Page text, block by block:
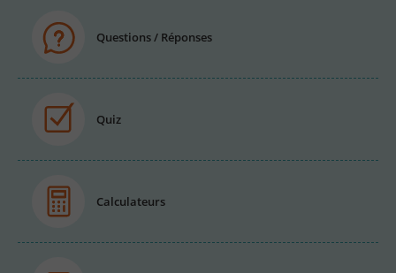
Questions / Réponses
Quiz
Calculateurs